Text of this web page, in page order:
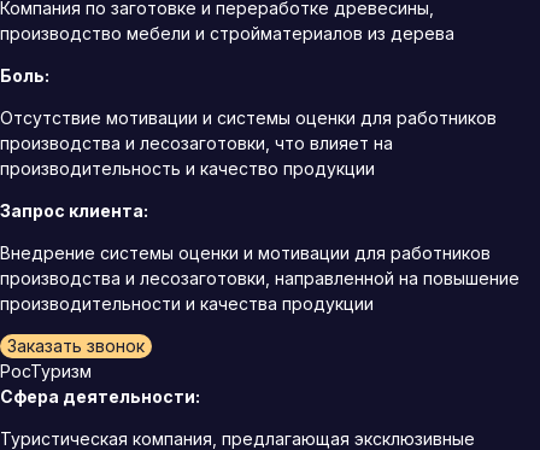
Компания по заготовке и переработке древесины,
производство мебели и стройматериалов из дерева
Боль:
Отсутствие мотивации и системы оценки для работников
производства и лесозаготовки, что влияет на
производительность и качество продукции
Запрос клиента:
Внедрение системы оценки и мотивации для работников
производства и лесозаготовки, направленной на повышение
производительности и качества продукции
Заказать звонок
РосТуризм
Сфера деятельности:
Туристическая компания, предлагающая эксклюзивные